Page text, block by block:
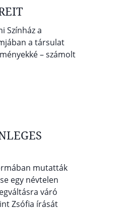
Színház a
a társulat
– számolt
mutatták
egy névtelen
váró
Zsófia írását